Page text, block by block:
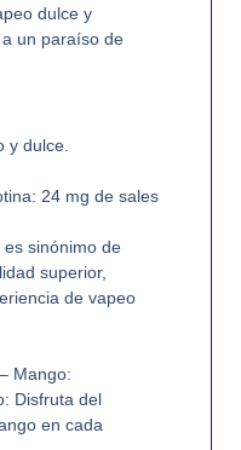
dulce y
un paraíso de
y dulce.
24 mg de sales
sinónimo de
superior,
de vapeo
Mango:
Disfruta del
en cada